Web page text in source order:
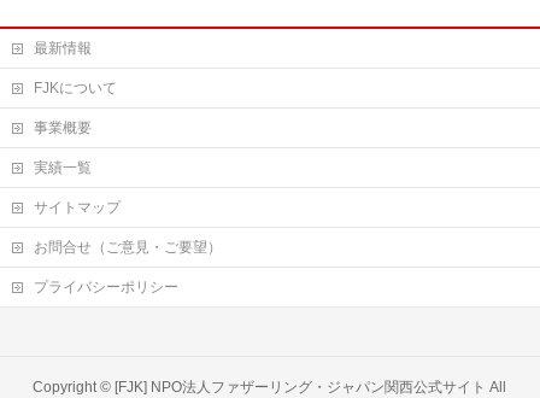
最新情報
FJKについて
事業概要
実績一覧
サイトマップ
お問合せ（ご意見・ご要望）
プライバシーポリシー
Copyright © [FJK] NPO法人ファザーリング・ジャパン関西公式サイト All